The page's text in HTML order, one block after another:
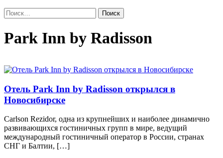
Найти:
Park Inn by Radisson
Отель Park Inn by Radisson открылся в
Новосибирске
Carlson Rezidor, одна из крупнейших и наиболее динамично
развивающихся гостиничных групп в мире, ведущий
международный гостиничный оператор в России, странах
СНГ и Балтии, […]